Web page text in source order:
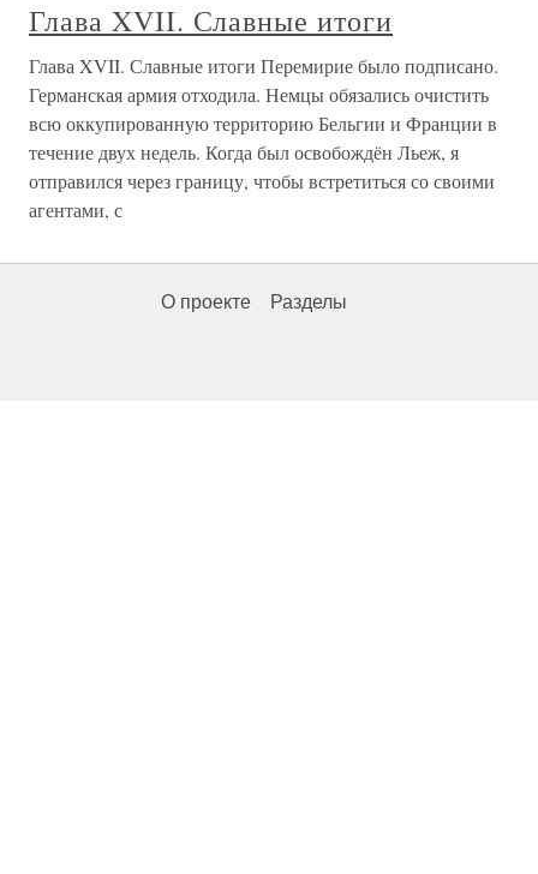
Глава XVII. Славные итоги
Глава XVII. Славные итоги Перемирие было подписано.
Германская армия отходила. Немцы обязались очистить
всю оккупированную территорию Бельгии и Франции в
течение двух недель. Когда был освобождён Льеж, я
отправился через границу, чтобы встретиться со своими
агентами, с
О проекте Разделы